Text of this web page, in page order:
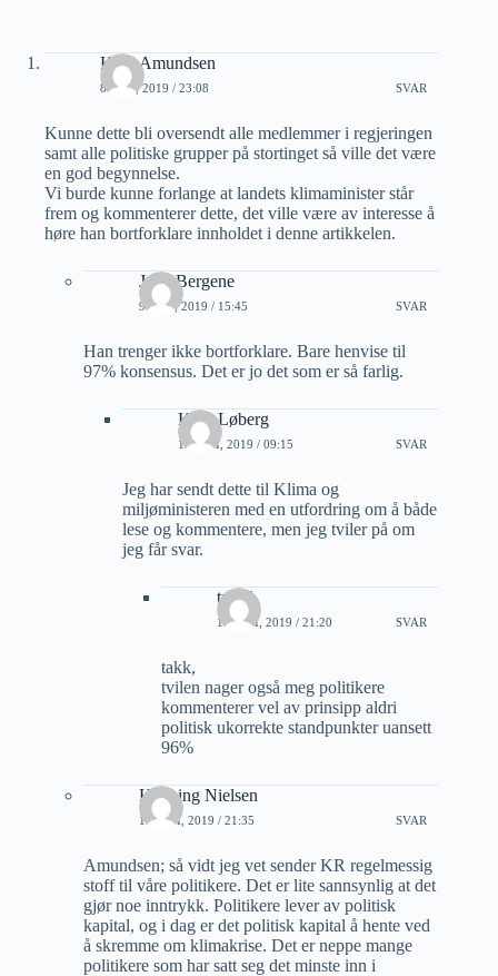
Knut Amundsen
8 JULI, 2019 / 23:08 SVAR
Kunne dette bli oversendt alle medlemmer i regjeringen
samt alle politiske grupper på stortinget så ville det være
en god begynnelse.
Vi burde kunne forlange at landets klimaminister står
frem og kommenterer dette, det ville være av interesse å
høre han bortforklare innholdet i denne artikkelen.
Jarle Bergene
9 JULI, 2019 / 15:45 SVAR
Han trenger ikke bortforklare. Bare henvise til
97% konsensus. Det er jo det som er så farlig.
Knut Løberg
11 JULI, 2019 / 09:15 SVAR
Jeg har sendt dette til Klima og
miljøministeren med en utfordring om å både
lese og kommentere, men jeg tviler på om
jeg får svar.
trond
13 JULI, 2019 / 21:20 SVAR
takk,
tvilen nager også meg politikere
kommenterer vel av prinsipp aldri
politisk ukorrekte standpunkter uansett
96%
Henning Nielsen
11 JULI, 2019 / 21:35 SVAR
Amundsen; så vidt jeg vet sender KR regelmessig
stoff til våre politikere. Det er lite sannsynlig at det
gjør noe inntrykk. Politikere lever av politisk
kapital, og i dag er det politisk kapital å hente ved
å skremme om klimakrise. Det er neppe mange
politikere som har satt seg det minste inn i